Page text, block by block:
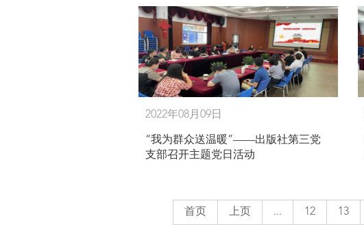
2022年08月09日
“我为群众送温暖”——出版社第三党
支部召开主题党日活动
首页 上页 ... 12 13